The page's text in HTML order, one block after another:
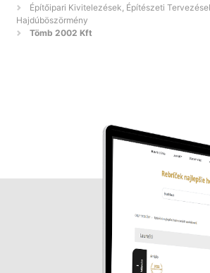
Építőipari Kivitelezések, Építészeti
Hajdúböszörmény
Tömb 2002 Kft